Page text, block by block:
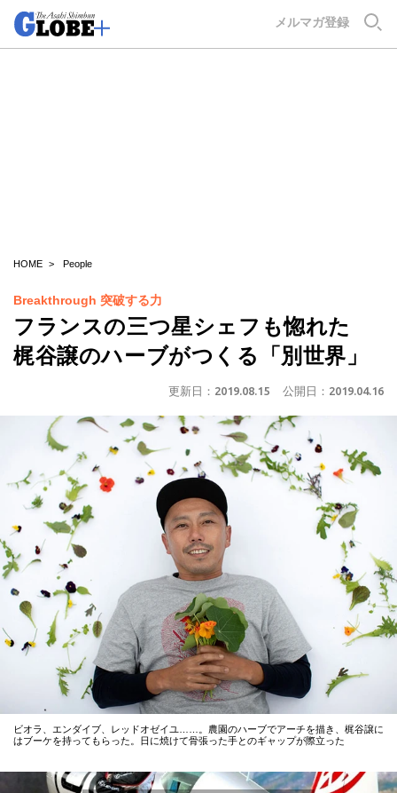
メルマガ登録
HOME People
Breakthrough 突破する力
フランスの三つ星シェフも惚れた
梶谷譲のハーブがつくる「別世界」
更新日： 2019.08.15 公開日： 2019.04.16
ビオラ、エンダイブ、レッドオゼイユ……。農園のハーブでアーチを描き、梶谷譲に
はブーケを持ってもらった。日に焼けて骨張った手とのギャップが際立った